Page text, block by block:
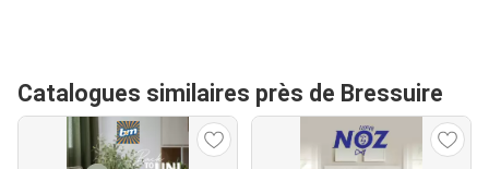
Catalogues similaires près de Bressuire